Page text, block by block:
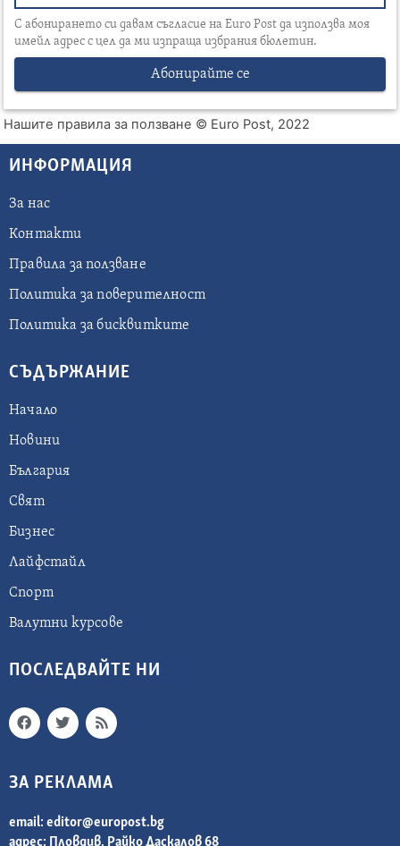
С абонирането си давам съгласие на Euro Post да използва моя
имейл адрес с цел да ми изпраща избрания бюлетин.
Абонирайте се
Нашите правила за ползване © Euro Post, 2022
ИНФОРМАЦИЯ
За нас
Контакти
Правила за ползване
Политика за поверителност
Политика за бисквитките
СЪДЪРЖАНИЕ
Начало
Новини
България
Свят
Бизнес
Лайфстайл
Спорт
Валутни курсове
ПОСЛЕДВАЙТЕ НИ
ЗА РЕКЛАМА
email: editor@europost.bg
адрес: Пловдив, Райко Даскалов 68